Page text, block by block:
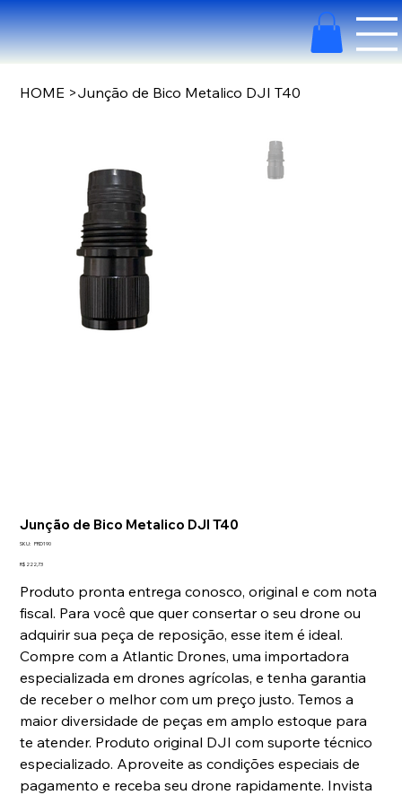
HOME >Junção de Bico Metalico DJI T40
Junção de Bico Metalico DJI T40
SKU: SKU
PRD190
Preço
R$ 222,73
Produto pronta entrega conosco, original e com nota
fiscal. Para você que quer consertar o seu drone ou
adquirir sua peça de reposição, esse item é ideal.
Compre com a Atlantic Drones, uma importadora
especializada em drones agrícolas, e tenha garantia
de receber o melhor com um preço justo. Temos a
maior diversidade de peças em amplo estoque para
te atender. Produto original DJI com suporte técnico
especializado. Aproveite as condições especiais de
pagamento e receba seu drone rapidamente. Invista